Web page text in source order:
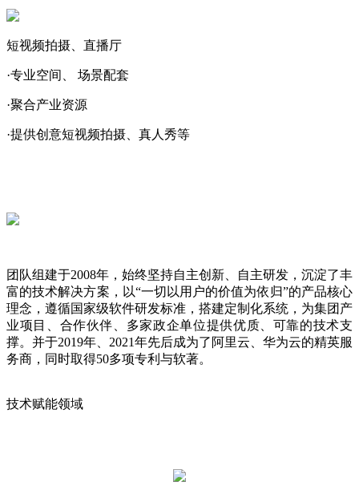
短视频拍摄、直播厅
·专业空间、 场景配套
·聚合产业资源
·提供创意短视频拍摄、真人秀等
团队组建于2008年，始终坚持自主创新、自主研发，沉淀了丰
富的技术解决方案，以“一切以用户的价值为依归”的产品核心
理念，遵循国家级软件研发标准，搭建定制化系统，为集团产
业项目、合作伙伴、多家政企单位提供优质、可靠的技术支
撑。并于2019年、2021年先后成为了阿里云、华为云的精英服
务商，同时取得50多项专利与软著。
技术赋能领域